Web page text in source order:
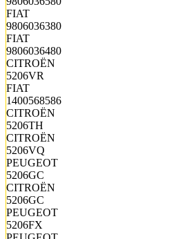
FIAT
9806036380
FIAT
9806036480
CITROËN
5206VR
FIAT
1400568586
CITROËN
5206TH
CITROËN
5206VQ
PEUGEOT
5206GC
CITROËN
5206GC
PEUGEOT
5206FX